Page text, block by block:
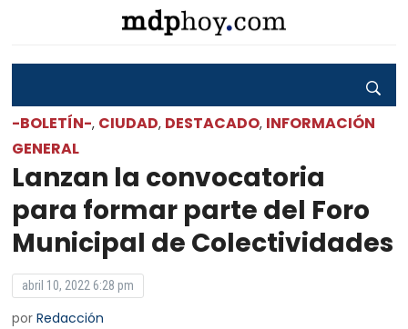
-BOLETÍN-, CIUDAD, DESTACADO, INFORMACIÓN
GENERAL
Lanzan la convocatoria
para formar parte del Foro
Municipal de Colectividades
abril 10, 2022 6:28 pm
porRedacción